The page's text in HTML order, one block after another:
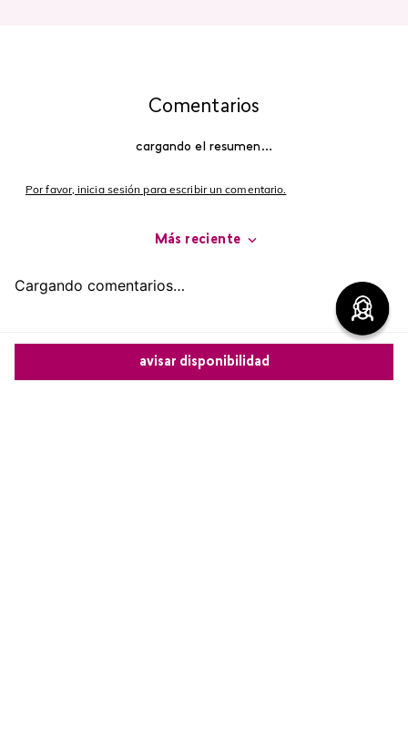
avisar disponibilidad
Comentarios
cargando el resumen…
Por favor, inicia sesión para escribir un comentario.
Más reciente
Cargando comentarios…